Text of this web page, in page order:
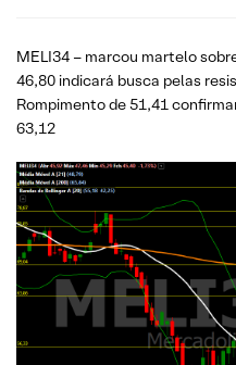
MELI34 – marcou martelo
46,80 indicará busca pelas
Rompimento de 51,41
63,12